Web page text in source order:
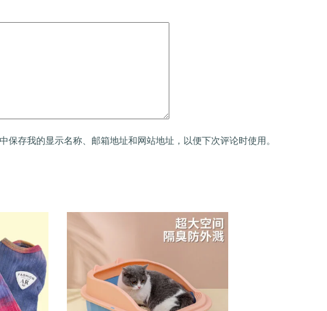
保存我的显示名称、邮箱地址和网站地址，以便下次评论时使用。